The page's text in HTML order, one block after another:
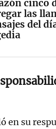
cinco
las
del
en su